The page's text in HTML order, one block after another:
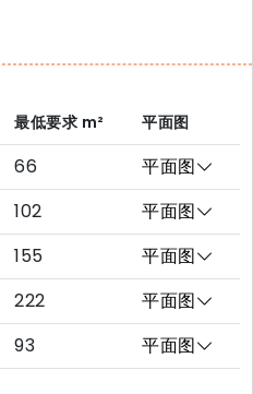
最低要求 m² 平面图
66
平面图
102
平面图
155
平面图
222
平面图
93 平面图